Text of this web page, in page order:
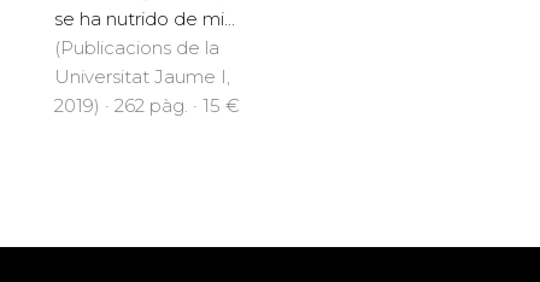
se ha nutrido de mi...
(Publicacions de la
Universitat Jaume I,
2019) · 262 pàg. · 15 €